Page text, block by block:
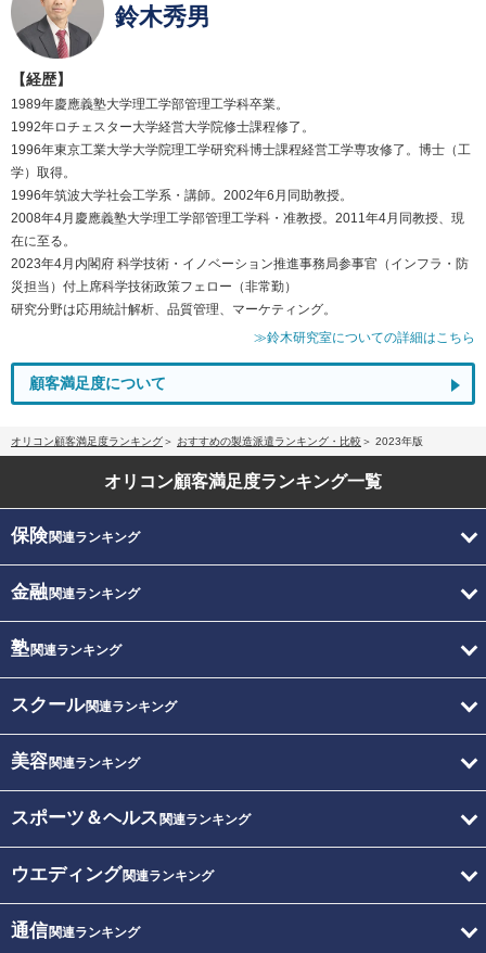
鈴木秀男
【経歴】
1989年慶應義塾大学理工学部管理工学科卒業。
1992年ロチェスター大学経営大学院修士課程修了。
1996年東京工業大学大学院理工学研究科博士課程経営工学専攻修了。博士（工
学）取得。
1996年筑波大学社会工学系・講師。2002年6月同助教授。
2008年4月慶應義塾大学理工学部管理工学科・准教授。2011年4月同教授、現
在に至る。
2023年4月内閣府 科学技術・イノベーション推進事務局参事官（インフラ・防
災担当）付上席科学技術政策フェロー（非常勤）
研究分野は応用統計解析、品質管理、マーケティング。
≫鈴木研究室についての詳細はこちら
顧客満足度について
オリコン顧客満足度ランキング おすすめの製造派遣ランキング・比較 2023年版
オリコン顧客満足度ランキング一覧
保険関連ランキング
金融関連ランキング
塾関連ランキング
スクール関連ランキング
美容関連ランキング
スポーツ＆ヘルス 関連ランキング
ウエディング関連ランキング
通信関連ランキング